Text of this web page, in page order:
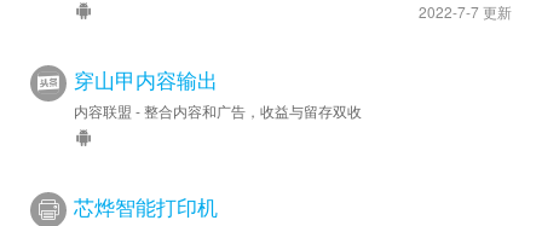
2022-7-7 更新
穿山甲内容输出
内容联盟 - 整合内容和广告，收益与留存双收
芯烨智能打印机